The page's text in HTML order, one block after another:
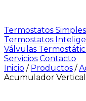
Termostatos Simples
Termostatos
Válvulas
Servicios Contacto
Inicio / Productos /
Acumulador Vertical